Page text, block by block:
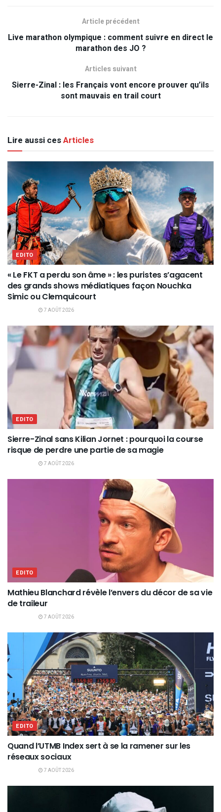
Article précédent
Live marathon olympique : comment suivre en direct le
marathon des JO ?
Articles suivant
Sierre-Zinal : les Français vont encore prouver qu’ils
sont mauvais en trail court
Lire aussi cesArticles
EDITO
« Le FKT a perdu son âme » : les puristes s’agacent
des grands shows médiatiques façon Nouchka
Simic ou Clemquicourt
7 AOÛT 2026
EDITO
Sierre-Zinal sans Kilian Jornet : pourquoi la course
risque de perdre une partie de sa magie
7 AOÛT 2026
EDITO
Mathieu Blanchard révèle l’envers du décor de sa vie
de traileur
7 AOÛT 2026
EDITO
Quand l’UTMB Index sert à se la ramener sur les
réseaux sociaux
7 AOÛT 2026